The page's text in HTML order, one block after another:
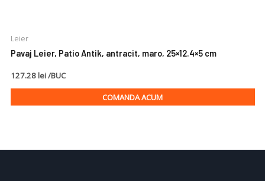
Leier
Pavaj Leier, Patio Antik, antracit, maro, 25×12.4×5 cm
127.28 lei /BUC
COMANDA ACUM